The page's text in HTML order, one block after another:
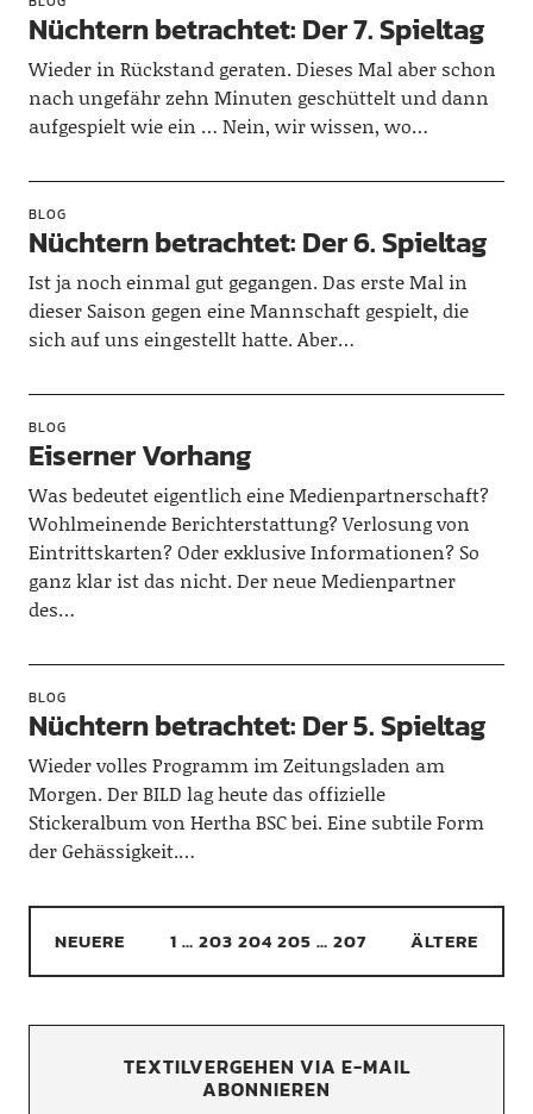
Nüchtern betrachtet: Der 7. Spieltag
Wieder in Rückstand geraten. Dieses Mal aber schon
nach ungefähr zehn Minuten geschüttelt und dann
aufgespielt wie ein … Nein, wir wissen, wo…
BLOG
Nüchtern betrachtet: Der 6. Spieltag
Ist ja noch einmal gut gegangen. Das erste Mal in
dieser Saison gegen eine Mannschaft gespielt, die
sich auf uns eingestellt hatte. Aber…
BLOG
Eiserner Vorhang
Was bedeutet eigentlich eine Medienpartnerschaft?
Wohlmeinende Berichterstattung? Verlosung von
Eintrittskarten? Oder exklusive Informationen? So
ganz klar ist das nicht. Der neue Medienpartner
des…
BLOG
Nüchtern betrachtet: Der 5. Spieltag
Wieder volles Programm im Zeitungsladen am
Morgen. Der BILD lag heute das offizielle
Stickeralbum von Hertha BSC bei. Eine subtile Form
der Gehässigkeit.…
NEUERE 1 … 203 204 205 … 207 ÄLTERE
TEXTILVERGEHEN VIA E-MAIL
ABONNIEREN